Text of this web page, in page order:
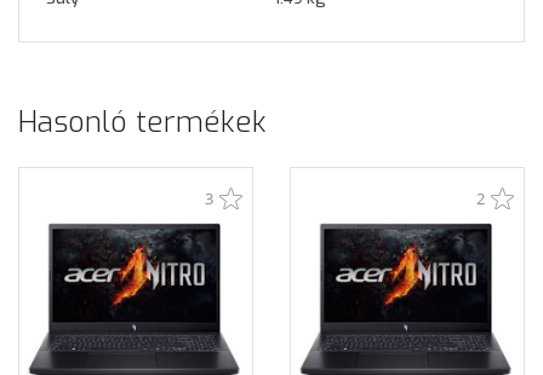
Hasonló termékek
3 2